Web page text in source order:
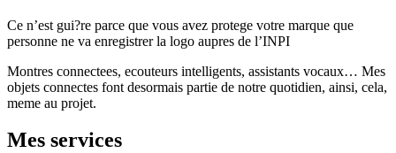
Ce n’est gui?re parce que vous avez protege votre marque que
personne ne va enregistrer la logo aupres de l’INPI
Montres connectees, ecouteurs intelligents, assistants vocaux… Mes
objets connectes font desormais partie de notre quotidien, ainsi, cela,
meme au projet.
Mes services